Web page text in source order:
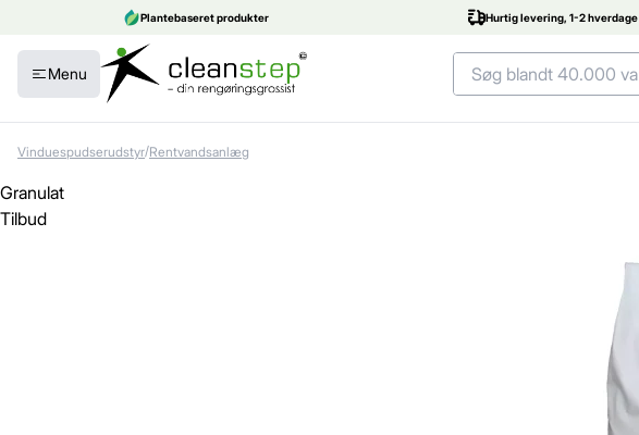
Plantebaseret produkter Hurtig levering, 1-2 hverdage
Menu
Vinduespudserudstyr/Rentvandsanlæg
Granulat
Tilbud